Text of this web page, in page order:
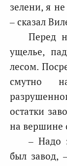
зелени, я
– сказал
Перед
ущелье,
лесом.
смутно
остатки
на вершине
– Надо
был завод,